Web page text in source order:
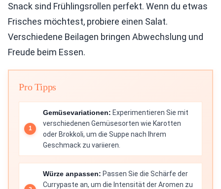
Snack sind Frühlingsrollen perfekt. Wenn du etwas
Frisches möchtest, probiere einen Salat.
Verschiedene Beilagen bringen Abwechslung und
Freude beim Essen.
Pro Tipps
Gemüsevariationen: Experimentieren Sie mit
verschiedenen Gemüsesorten wie Karotten
oder Brokkoli, um die Suppe nach Ihrem
Geschmack zu variieren.
Würze anpassen: Passen Sie die Schärfe der
Currypaste an, um die Intensität der Aromen zu